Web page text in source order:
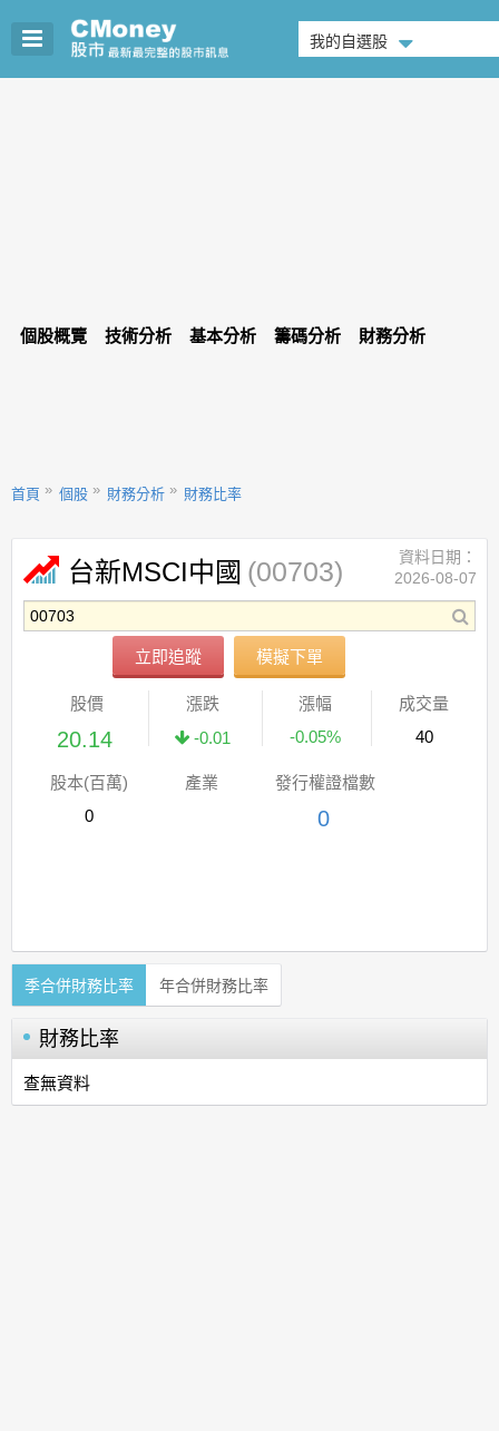
我的自選股
個股概覽 技術分析 基本分析 籌碼分析 財務分析
首頁 個股 財務分析 財務比率
台新MSCI中國 (00703)
立即追蹤 模擬下單
資料日期：
2026-08-07
股價
20.14
漲跌
-0.01
漲幅
-0.05%
成交量
40
股本(百萬)
0
產業 發行權證檔數
0
季合併財務比率 年合併財務比率
財務比率
查無資料